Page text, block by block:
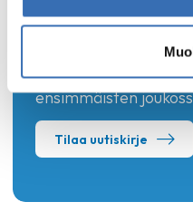
uutiskirje
Tilaa
uusista reissuista ja
ensimmäisten
Tilaa uutiskirje